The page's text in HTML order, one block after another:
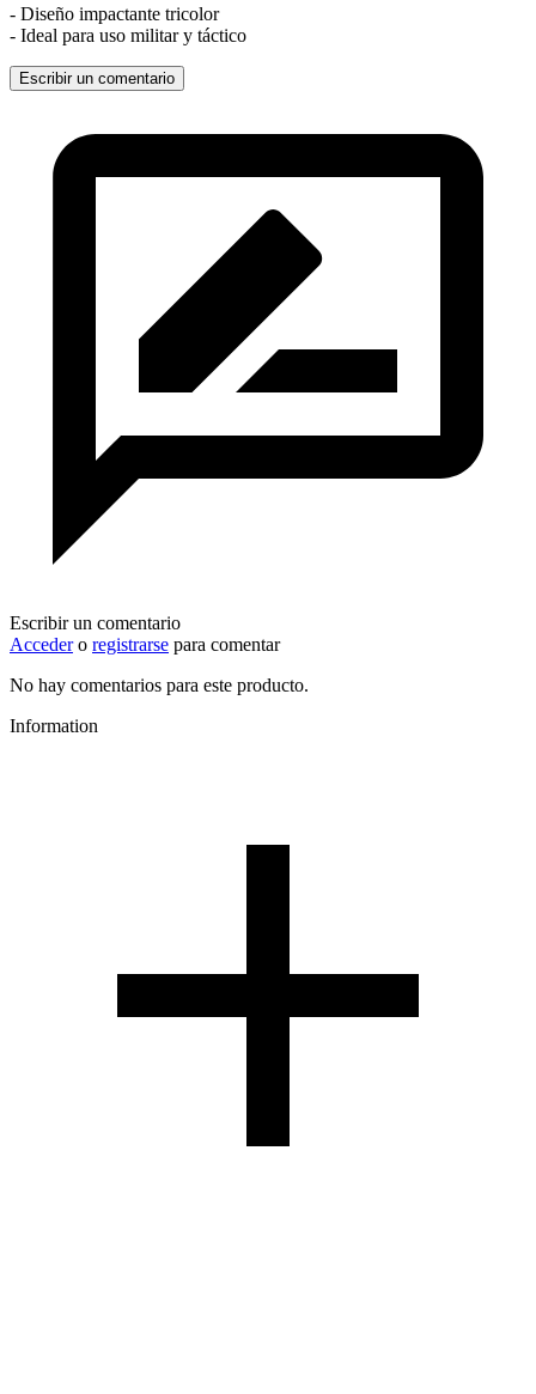
- Diseño impactante tricolor
- Ideal para uso militar y táctico
Escribir un comentario
Escribir un comentario
Accedero registrarse para comentar
No hay comentarios para este producto.
Information